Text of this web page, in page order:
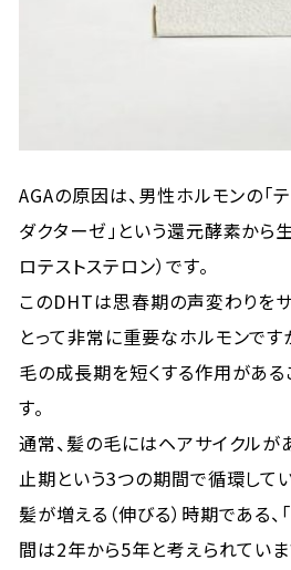
AGAの原因は、男性ホルモンの「テ
ダクターゼ」という還元酵素から
ロテストステロン）です。
このDHTは思春期の声変わりを
とって非常に重要なホルモンで
毛の成長期を短くする作用があ
す。
通常、髪の毛にはヘアサイクルが
止期という3つの期間で循環してい
髪が増える（伸びる）時期である
間は2年から5年と考えられていま